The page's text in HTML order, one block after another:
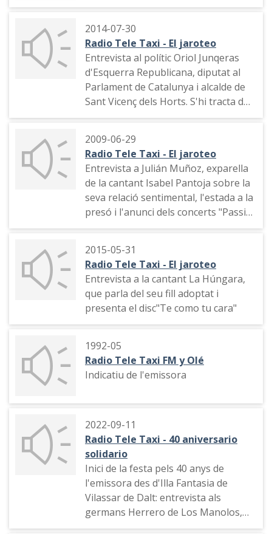
2014-07-30
Radio Tele Taxi - El jaroteo
Entrevista al polític Oriol Junqeras
d'Esquerra Republicana, diputat al
Parlament de Catalunya i alcalde de
Sant Vicenç dels Horts. S'hi tracta del
finançament de Catalunya, la seva
presentarà a les eleccions municipals
de 2015, els bons resultats d'ERC a
les eleccions europees, la consulta
del 9 de novembre sobre la
independència de Catalunya i les
balances fiscals de l'Estat amb les
autonomies
2009-06-29
Radio Tele Taxi - El jaroteo
Entrevista a Julián Muñoz, exparella
de la cantant Isabel Pantoja sobre la
seva relació sentimental, l'estada a la
presó i l'anunci dels concerts "Passió
per Catalunya" d'Isabel Pantoja
2015-05-31
Radio Tele Taxi - El jaroteo
Entrevista a la cantant La Húngara,
que parla del seu fill adoptat i
presenta el disc"Te como tu cara"
1992-05
Radio Tele Taxi FM y Olé
Indicatiu de l'emissora
2022-09-11
Radio Tele Taxi - 40 aniversario
solidario
Inici de la festa pels 40 anys de
l'emissora des d'Illa Fantasia de
Vilassar de Dalt: entrevista als
germans Herrero de Los Manolos,
paraules de Justo Molinero, poema